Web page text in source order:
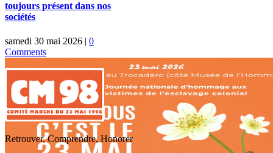
toujours présent dans nos
sociétés
samedi 30 mai 2026 | 0
Comments
Retrouver, Comprendre, Honorer